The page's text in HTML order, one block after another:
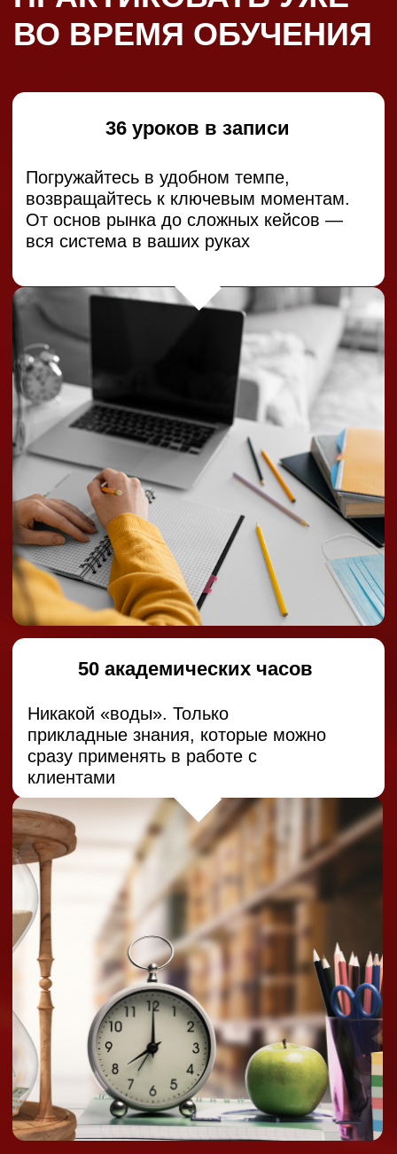
Готовые профессиональные
инструменты «под ключ» для
в свою практику с первого дня.
3 аналитические
инструкции и схемы
ЭКСПЕРТЫ КУРСА
Язиля Насибуллина
Основатель и автор
курсов Академии Tech-
recruiter
9 лет опыта в IT-
рекрутменте, сорсинге и
международном подборе
Обучила более 2300
человек за 4 года
Спикер конференций:
HR кухня, HR API, Съезд
наймологов, Skolkovo
Startup Village, Index-tech,